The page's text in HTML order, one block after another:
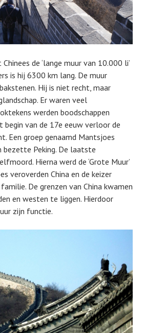
de ‘lange muur van 10.000 li’
is hij 6300 km lang. De muur
Hij is niet recht, maar
Er waren veel
werden boodschappen
begin van de 17e eeuw verloor de
Een groep genaamd Mantsjoes
bezette Peking. De laatste
Hierna werd de ‘Grote Muur’
veroverden China en de keizer
De grenzen van China kwamen
en westen te liggen. Hierdoor
zijn functie.